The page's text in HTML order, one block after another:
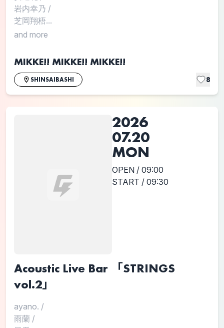
岩内幸乃 /
芝岡翔梧...
and more
MIKKE!! MIKKE!! MIKKE!!
SHINSAIBASHI 8
2026
07.20
MON
OPEN / 09:00
START / 09:30
Acoustic Live Bar 「STRINGS
vol.2」
ayano. /
雨蘭 /